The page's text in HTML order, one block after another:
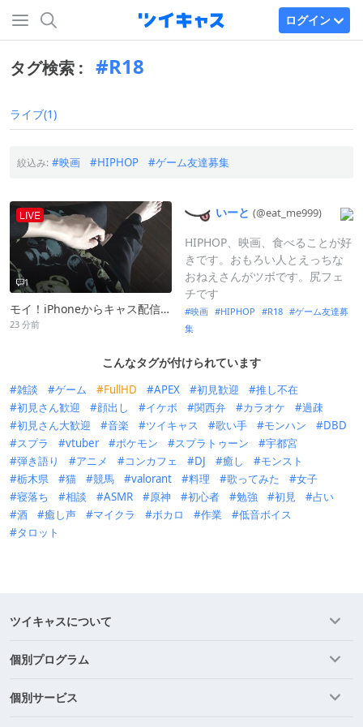
ログイン
タグ検索 : R18
ライブ(1)
絞込み: 映画 HIPHOP ゲーム友達募集
LIVE
1
モイ！iPhoneからキャス配信中 -
23 分前
いーと (@eat_ me999)
HIPHOP、映画、食べることが好
きです。おもろい人とえっちな
おねえさんがツボです。尻フェ
チです
映画 HIPHOP R18
ゲーム友達募
集
こんなタグが付けられています
雑談 ゲーム FullHD APEX 初見歓迎
推し不在
初見さん歓迎
顔出し イケボ 関西弁 カラオケ
過疎
初見さん大歓迎
音楽 ツイキャス 歌い手 モンハン
DBD
スプラ
vtuber ポケモン スプラトゥーン
宇都宮
弾き語り
アニメ コンカフェ DJ 癒し
モンスト
栃木県
猫 競馬 valorant 料理 歌ってみた
女子
寝落ち
相談 ASMR 原神 初心者 勉強 初見
占い
酒
癒し声 マイクラ ボカロ 作業
低音ボイス
タロット
ツイキャスについて
個別プログラム
個別サービス